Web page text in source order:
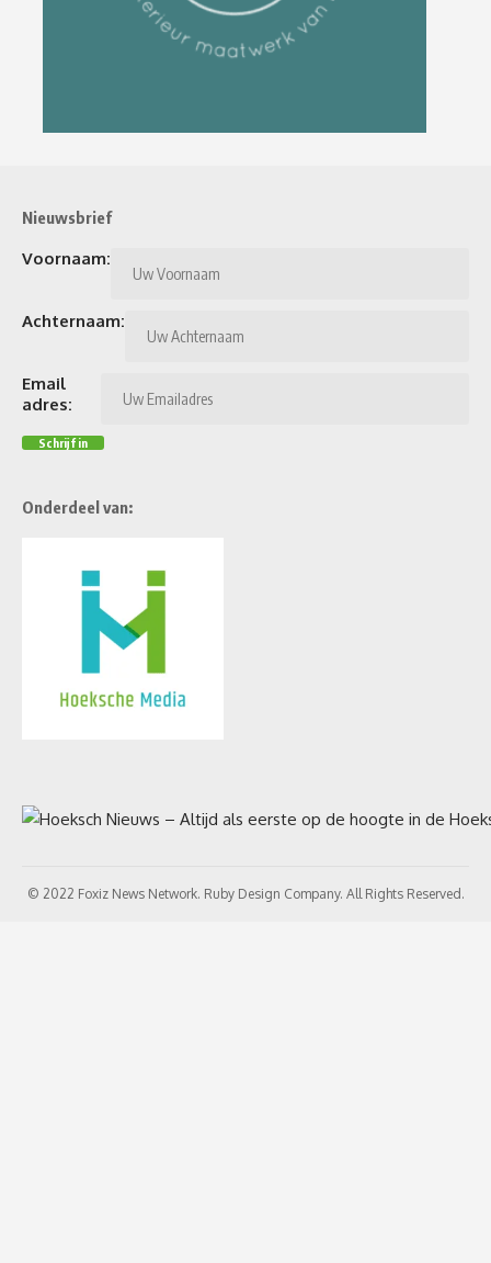
Nieuwsbrief
Voornaam:
Achternaam:
Email
adres:
Onderdeel van:
© 2022 Foxiz News Network. Ruby Design Company. All Rights Reserved.